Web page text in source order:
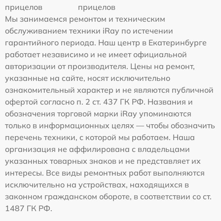
прицелов
прицелов
Мы занимаемся ремонтом и техническим
обслуживанием техники iRay по истечении
гарантийного периода. Наш центр в Екатеринбурге
работает независимо и не имеет официальной
авторизации от производителя. Цены на ремонт,
указанные на сайте, носят исключительно
ознакомительный характер и не являются публичной
офертой согласно п. 2 ст. 437 ГК РФ. Названия и
обозначения торговой марки iRay упоминаются
только в информационных целях — чтобы обозначить
перечень техники, с которой мы работаем. Наша
организация не аффилирована с владельцами
указанных товарных знаков и не представляет их
интересы. Все виды ремонтных работ выполняются
исключительно на устройствах, находящихся в
законном гражданском обороте, в соответствии со ст.
1487 ГК РФ.